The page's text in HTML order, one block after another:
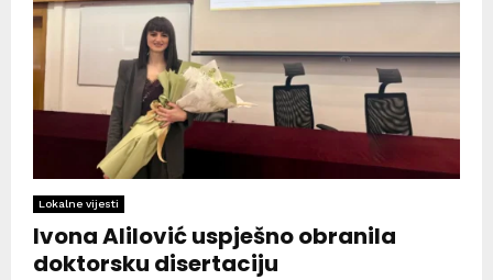
Lokalne vijesti
Ivona Alilović uspješno obranila
doktorsku disertaciju